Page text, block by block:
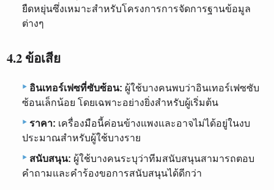
ยืดหยุ่นซึ่งเหมาะสำหรับโครงการการจัดการฐานข้อมูล
ต่างๆ
4.2 ข้อเสีย
อินเทอร์เฟซที่ซับซ้อน: ผู้ใช้บางคนพบว่าอินเทอร์เฟซซับ
ซ้อนเล็กน้อย โดยเฉพาะอย่างยิ่งสำหรับผู้เริ่มต้น
ราคา: เครื่องมือนี้ค่อนข้างแพงและอาจไม่ได้อยู่ในงบ
ประมาณสำหรับผู้ใช้บางราย
สนับสนุน: ผู้ใช้บางคนระบุว่าทีมสนับสนุนสามารถตอบ
คำถามและคำร้องขอการสนับสนุนได้ดีกว่า